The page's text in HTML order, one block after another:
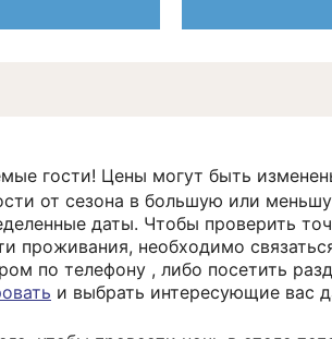
гости! Цены могут быть
от сезона в большую или
даты. Чтобы проверить
проживания, необходимо
по телефону , либо посетить
и выбрать интересующие вас